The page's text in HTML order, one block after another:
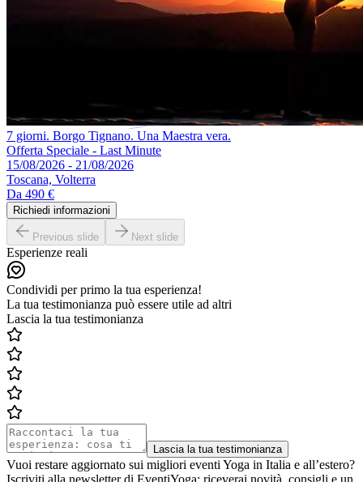
7 giorni. Borgo Tignano. Una Maestra vera.
Offerta Speciale - Last Minute
15/08/2026 - 21/08/2026
Toscana, Volterra
Da 490 €
Richiedi informazioni
Previous slide Next slide
Esperienze reali
Condividi per primo la tua esperienza!
La tua testimonianza può essere utile ad altri
Lascia la tua testimonianza
Lascia la tua testimonianza
Vuoi restare aggiornato sui migliori eventi Yoga in Italia e all’estero?
Iscriviti alla newsletter di EventiYoga: riceverai novità, consigli e un